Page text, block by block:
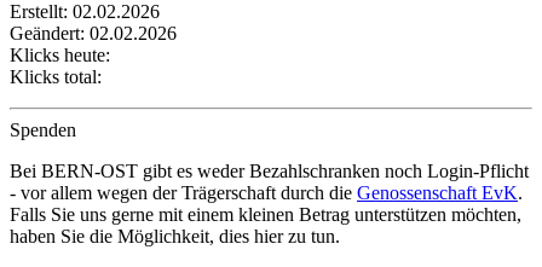
Erstellt: 02.02.2026
Geändert: 02.02.2026
Klicks heute:
Klicks total:
Spenden
Bei BERN-OST gibt es weder Bezahlschranken noch Login-Pflicht
- vor allem wegen der Trägerschaft durch die Genossenschaft EvK.
Falls Sie uns gerne mit einem kleinen Betrag unterstützen möchten,
haben Sie die Möglichkeit, dies hier zu tun.